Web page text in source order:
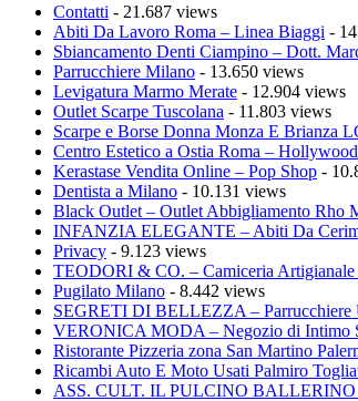
Contatti - 21.687 views
Abiti Da Lavoro Roma – Linea Biaggi -
Sbiancamento Denti Ciampino – Dott.
Parrucchiere Milano - 13.650 views
Levigatura Marmo Merate - 12.904 views
Outlet Scarpe Tuscolana - 11.803 views
Scarpe e Borse Donna Monza E Brianza
Centro Estetico a Ostia Roma – Hollywood
Kerastase Vendita Online – Pop Shop -
Dentista a Milano - 10.131 views
Black Outlet – Outlet Abbigliamento Rho
INFANZIA ELEGANTE – Abiti Da
Privacy - 9.123 views
TEODORI & CO. – Camiceria Artigianale
Pugilato Milano - 8.442 views
SEGRETI DI BELLEZZA – Parrucchiere
VERONICA MODA – Negozio di Intimo
Ristorante Pizzeria zona San Martino
Ricambi Auto E Moto Usati Palmiro
ASS. CULT. IL PULCINO BALLERINO